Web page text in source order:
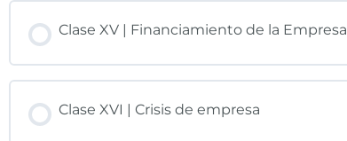
Clase XV | Financiamiento de la Empresa
Clase XVI | Crisis de empresa